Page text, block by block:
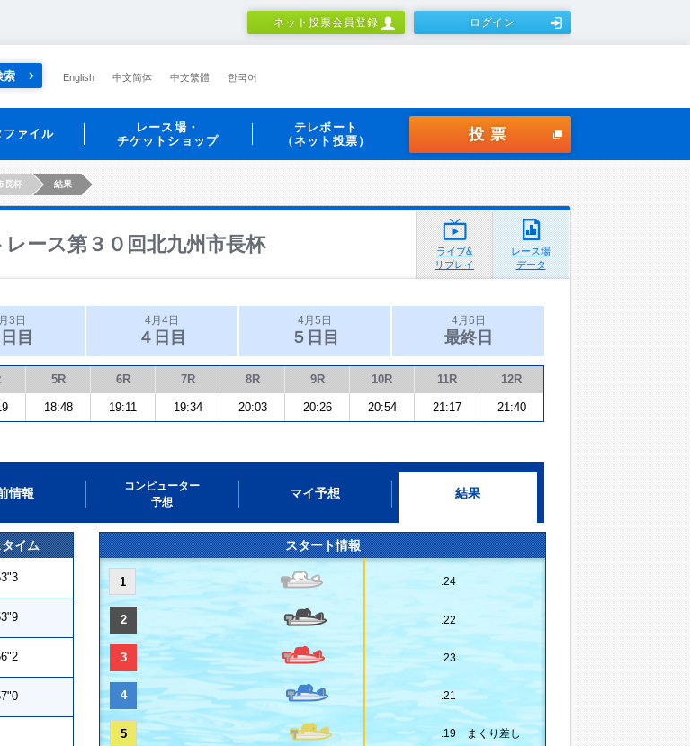
ネット投票会員登録 ログイン
索 English 中文简体 中文繁體 한국어
ファイル
レース場・
チケットショップ
テレボート
（ネット投票）
投票
長杯 結果
ース第３０回北九州市長杯
ライブ&
リプレイ
レース場
データ
3日
目
4月4日
４日目
4月5日
５日目
4月6日
最終日
5R 6R 7R 8R 9R 10R 11R 12R
18:48 19:11 19:34 20:03 20:26 20:54 21:17 21:40
情報
コンピューター
予想
マイ予想 結果
イム スタート情報
1 .24
2 .22
3 .23
4 .21
5 .19 まくり差し